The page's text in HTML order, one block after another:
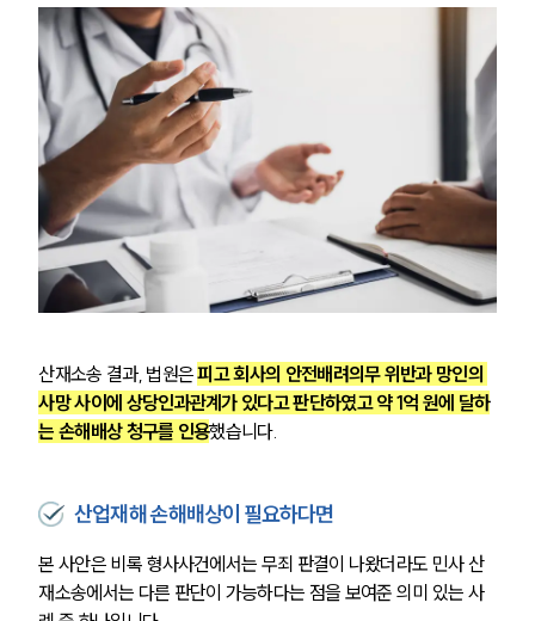
공지사항
법률 블로그
법률서식
뉴스레터/브로슈어
대륜법률상담예약
대륜법률상담예약
산재소송 결과, 법원은 피고 회사의 안전배려의무 위반과 망인의
사망 사이에 상당인과관계가 있다고 판단하였고 약 1억 원에 달하
는 손해배상 청구를 인용했습니다.
산업재해 손해배상이 필요하다면
본 사안은 비록 형사사건에서는 무죄 판결이 나왔더라도 민사 산
재소송에서는 다른 판단이 가능하다는 점을 보여준 의미 있는 사